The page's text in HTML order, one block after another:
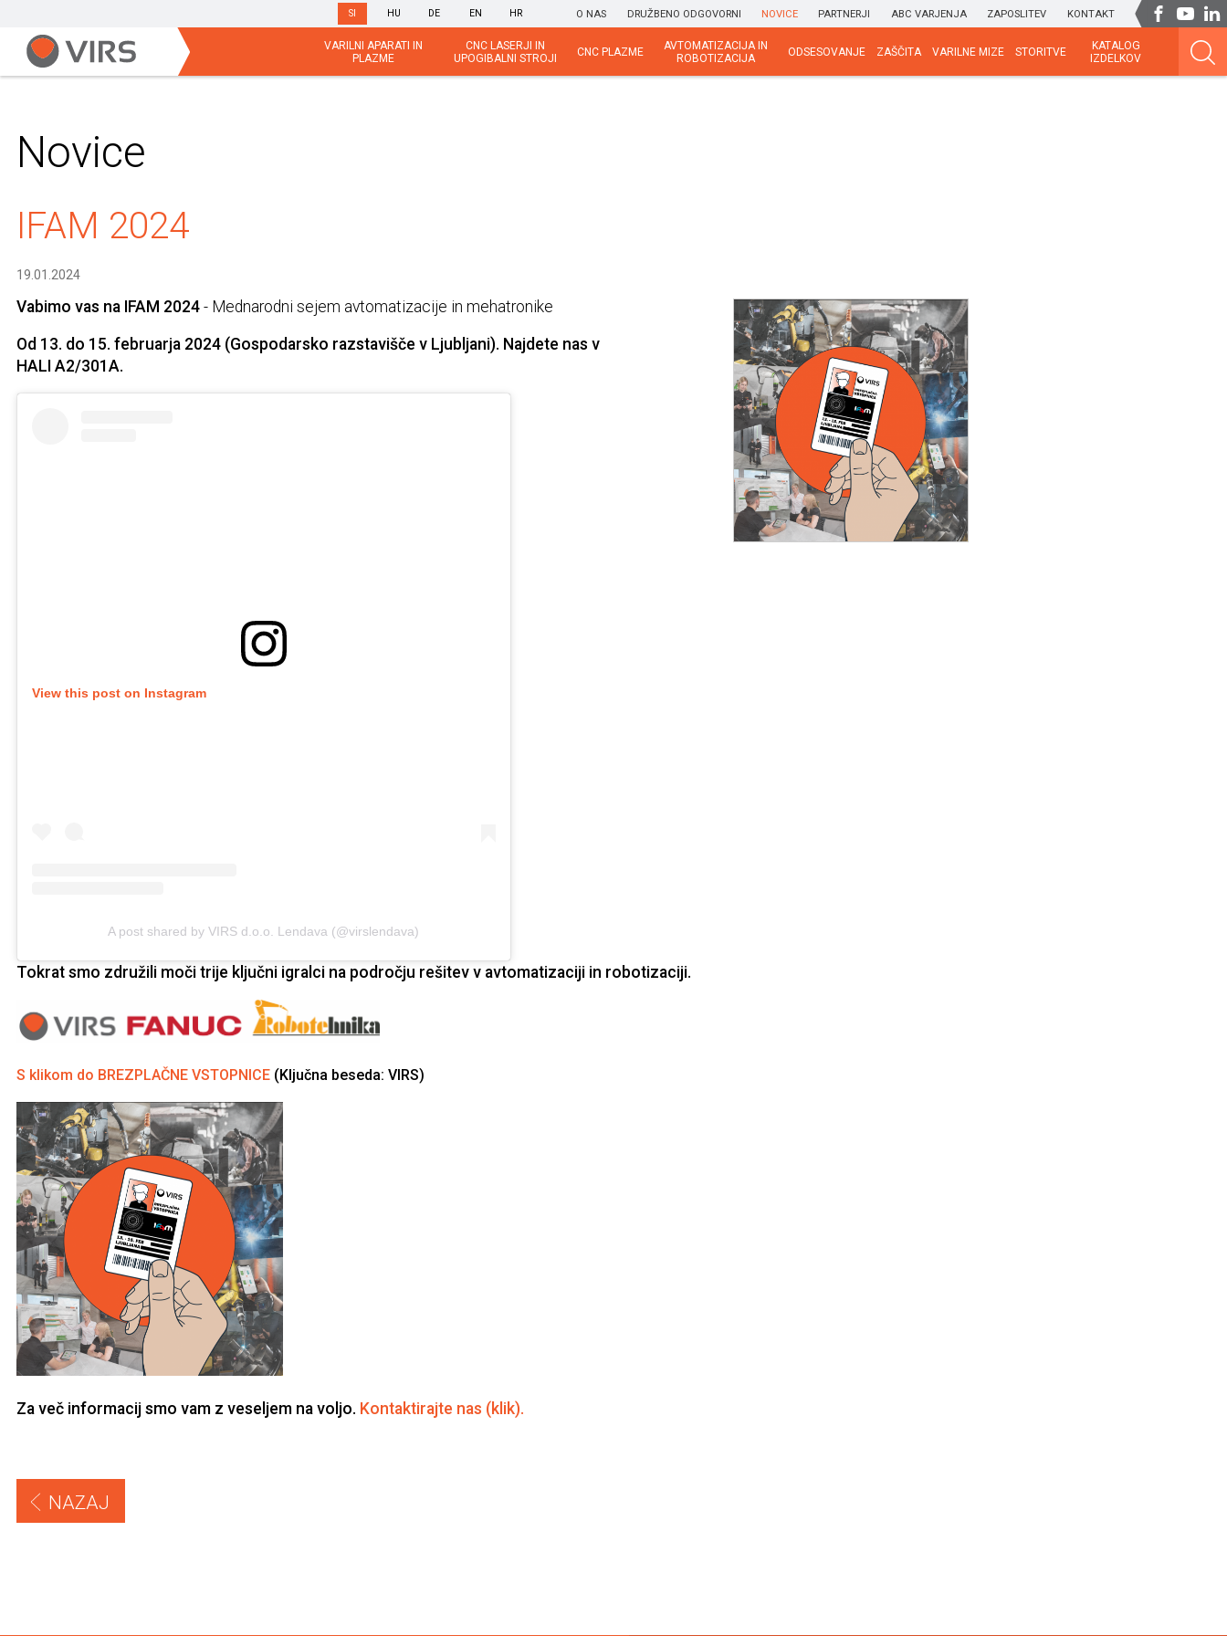
SI HU DE EN HR O NAS DRUŽBENO ODGOVORNI NOVICE PARTNERJI ABC VARJENJA ZAPOSLITEV KONTAKT
VARILNI APARATI IN
PLAZME
CNC LASERJI IN
UPOGIBALNI STROJI
CNC PLAZME
AVTOMATIZACIJA IN
ROBOTIZACIJA
ODSESOVANJE ZAŠČITA VARILNE MIZE STORITVE
KATALOG
IZDELKOV
Novice
IFAM 2024
19.01.2024
Vabimo vas na IFAM 2024- Mednarodni sejem avtomatizacije in mehatronike
Od 13. do 15. februarja 2024 (Gospodarsko razstavišče v Ljubljani). Najdete nas v
HALI A2/301A.
View this post on Instagram
A post shared by VIRS d.o.o. Lendava (@virslendava)
Tokrat smo združili moči trije ključni igralci na področju rešitev v avtomatizaciji in robotizaciji.
S klikom do BREZPLAČNE VSTOPNICE (Ključna beseda: VIRS)
Za več informacij smo vam z veseljem na voljo. Kontaktirajte nas (klik).
NAZAJ